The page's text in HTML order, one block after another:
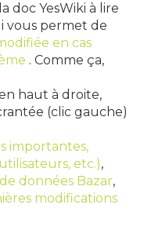
doc YesWiki à lire
vous permet de
en cas
. Comme ça,
haut à droite,
(clic gauche)
importantes,
etc.),
données Bazar,
modifications